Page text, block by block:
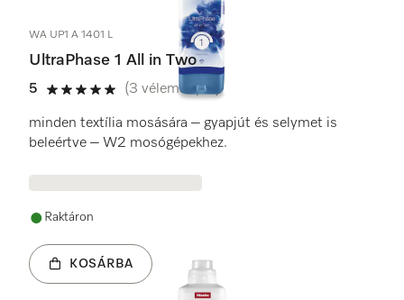
WA UP1 A 1401 L
UltraPhase 1 All in Two
5
5 / 5
(3 vélemények)
minden textília mosására – gyapjút és selymet is
beleértve – W2 mosógépekhez.
Raktáron
KOSÁRBA